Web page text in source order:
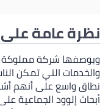
نظرة عامة على
والخدمات التي تمكن
نطاق واسع على أنهم
أبحاث إلوود الجماعية